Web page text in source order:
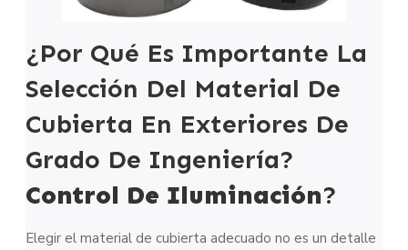
¿Por Qué Es Importante La
Selección Del Material De
Cubierta En Exteriores De
Grado De Ingeniería?
Control De Iluminación?
Elegir el material de cubierta adecuado no es un detalle